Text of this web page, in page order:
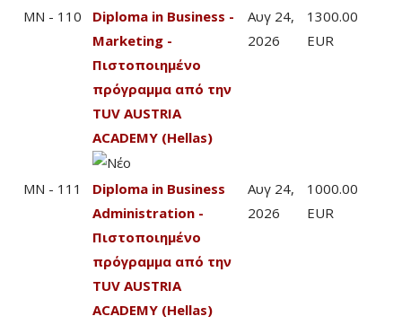
MN - 110
Diploma in Business -
Marketing -
Πιστοποιημένο
πρόγραμμα από την
TUV AUSTRIA
ACADEMY (Hellas)
Αυγ 24,
2026
1300.00
EUR
MN - 111
Diploma in Business
Administration -
Πιστοποιημένο
πρόγραμμα από την
TUV AUSTRIA
ACADEMY (Hellas)
Αυγ 24,
2026
1000.00
EUR